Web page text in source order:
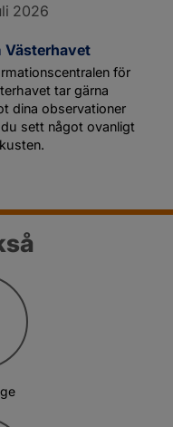
2026
Västerhavet
för
tar gärna
dina observationer
sett något ovanligt